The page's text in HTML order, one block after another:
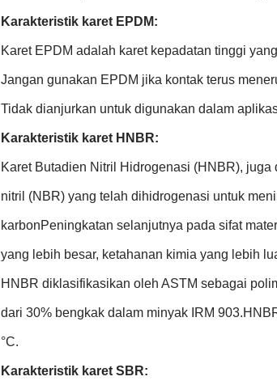
Karakteristik karet EPDM:
Karet EPDM adalah karet kepadatan tinggi
Jangan gunakan EPDM jika kontak terus
Tidak dianjurkan untuk digunakan dalam
Karakteristik karet HNBR:
Karet Butadien Nitril Hidrogenasi (HNBR),
nitril (NBR) yang telah dihidrogenasi untuk
karbonPeningkatan selanjutnya pada sifat
yang lebih besar, ketahanan kimia yang lebih
HNBR diklasifikasikan oleh ASTM sebagai
dari 30% bengkak dalam minyak IRM
°C.
Karakteristik karet SBR: